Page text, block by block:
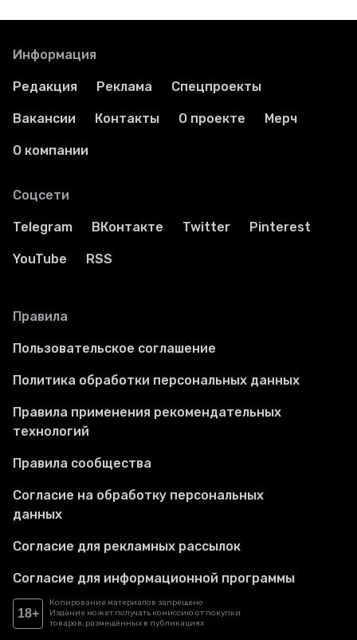
Информация
Редакция Реклама Спецпроекты
Вакансии Контакты О проекте Мерч
О компании
Соцсети
Telegram ВКонтакте Twitter Pinterest
YouTube RSS
Правила
Пользовательское соглашение
Политика обработки персональных данных
Правила применения рекомендательных
технологий
Правила сообщества
Согласие на обработку персональных
данных
Согласие для рекламных рассылок
Согласие для информационной программы
18+
Копирование материалов запрещено
Издание может получать комиссию от покупки
товаров, размещённых в публикациях